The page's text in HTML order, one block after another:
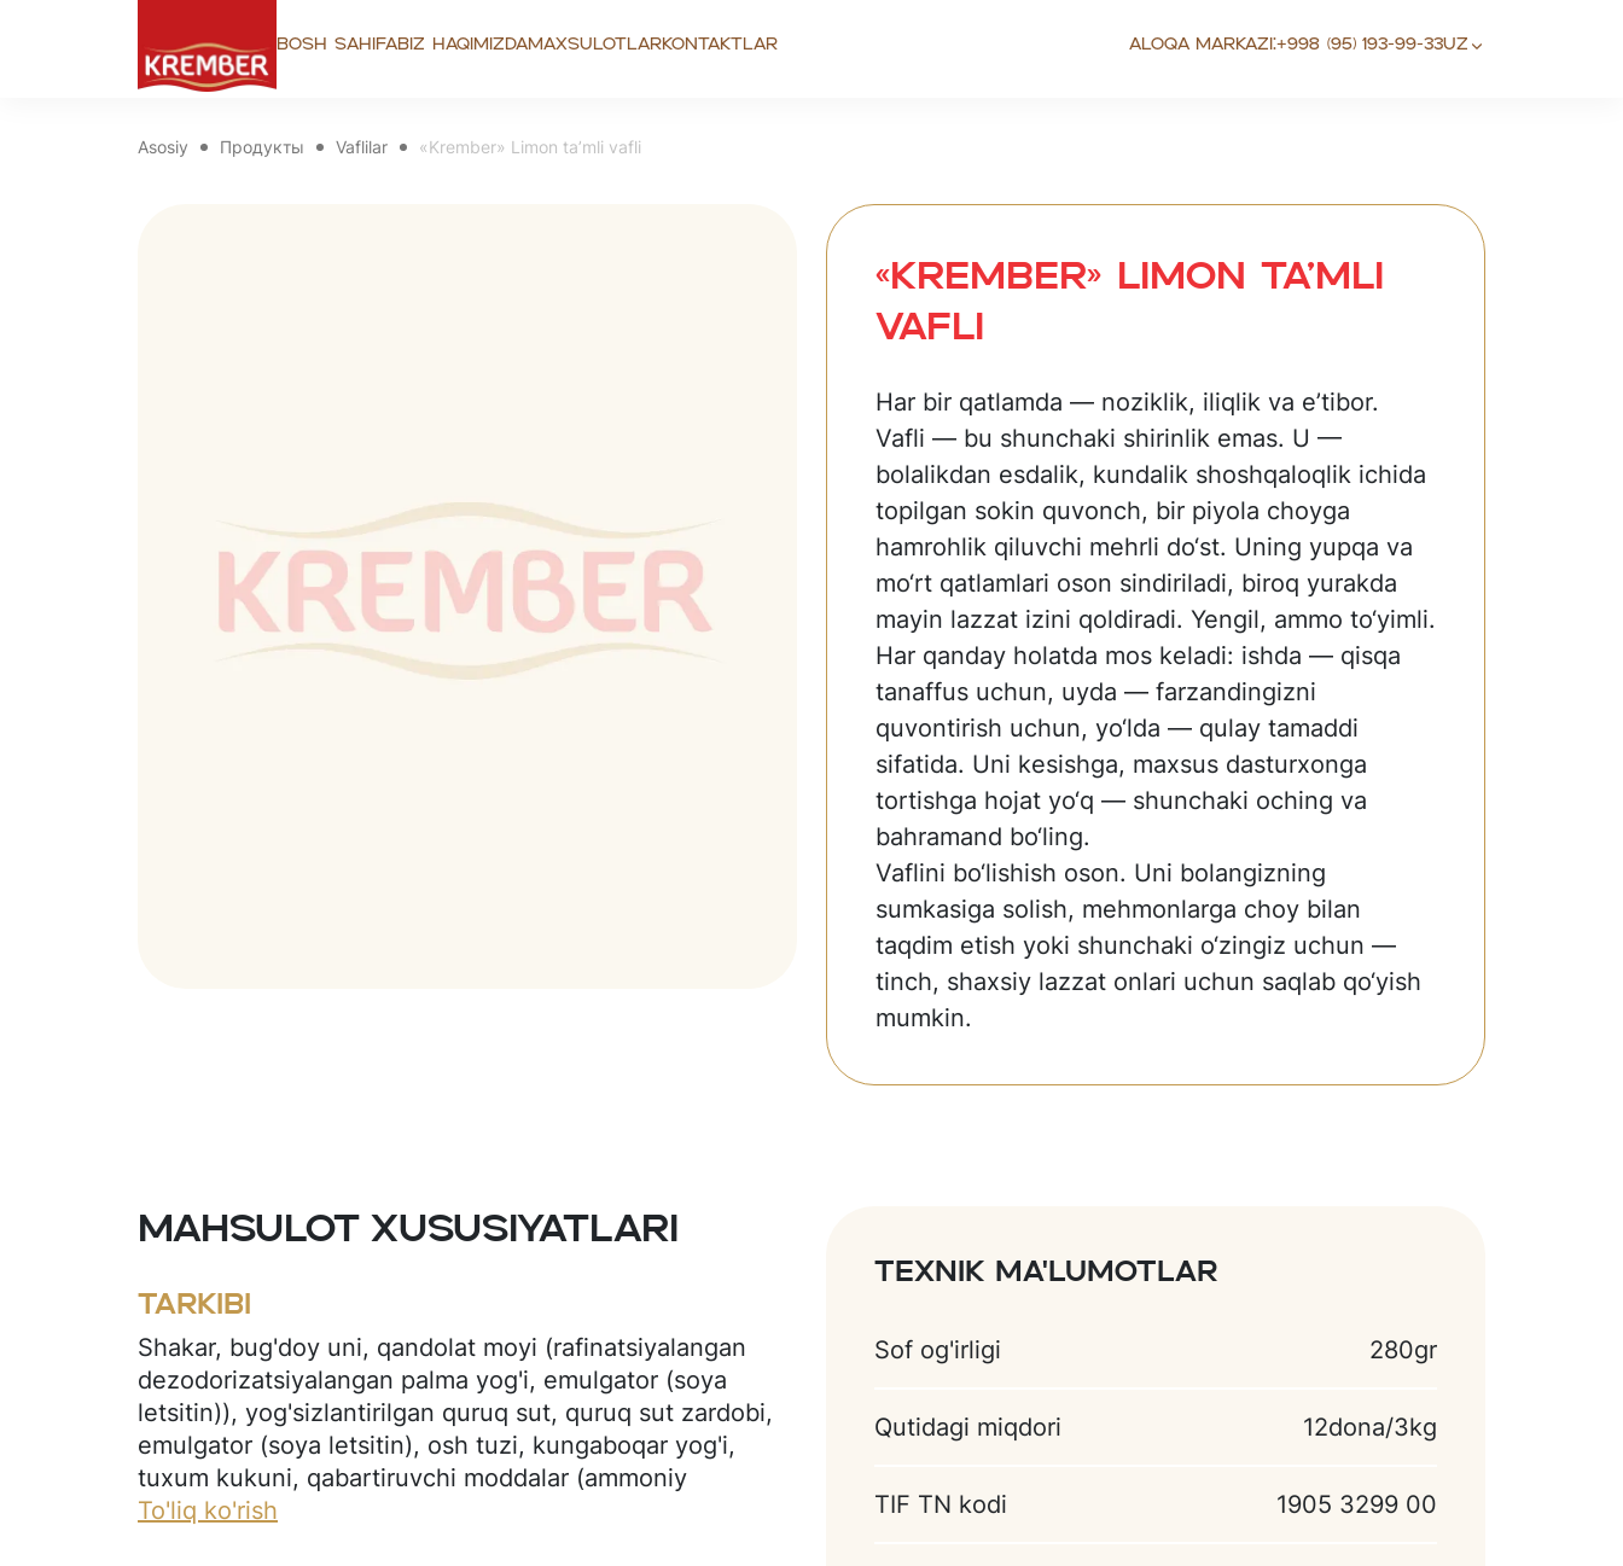
Bosh sahifaBiz haqimizdaMaxsulotlarKontaktlar Aloqa markazi:+998 (95) 193-99-33UZ
Asosiy Продукты Vaflilar «Krember» Limon ta’mli vafli
«Krember» Limon ta’mli
vafli
Har bir qatlamda — noziklik, iliqlik va e’tibor.
Vafli — bu shunchaki shirinlik emas. U —
bolalikdan esdalik, kundalik shoshqaloqlik ichida
topilgan sokin quvonch, bir piyola choyga
hamrohlik qiluvchi mehrli do‘st. Uning yupqa va
mo‘rt qatlamlari oson sindiriladi, biroq yurakda
mayin lazzat izini qoldiradi. Yengil, ammo to‘yimli.
Har qanday holatda mos keladi: ishda — qisqa
tanaffus uchun, uyda — farzandingizni
quvontirish uchun, yo‘lda — qulay tamaddi
sifatida. Uni kesishga, maxsus dasturxonga
tortishga hojat yo‘q — shunchaki oching va
bahramand bo‘ling.
Vaflini bo‘lishish oson. Uni bolangizning
sumkasiga solish, mehmonlarga choy bilan
taqdim etish yoki shunchaki o‘zingiz uchun —
tinch, shaxsiy lazzat onlari uchun saqlab qo‘yish
mumkin.
Mahsulot xususiyatlari
Tarkibi
Shakar, bug'doy uni, qandolat moyi (rafinatsiyalangan
dezodorizatsiyalangan palma yog'i, emulgator (soya
letsitin)), yog'sizlantirilgan quruq sut, quruq sut zardobi,
emulgator (soya letsitin), osh tuzi, kungaboqar yog'i,
tuxum kukuni, qabartiruvchi moddalar (ammoniy
gidrokarbonat, natriy gidrokarbonat), hid beruvchi
To'liq ko'rish
Texnik ma'lumotlar
Sof og'irligi 280gr
Qutidagi miqdori 12dona/3kg
TIF TN kodi 1905 3299 00